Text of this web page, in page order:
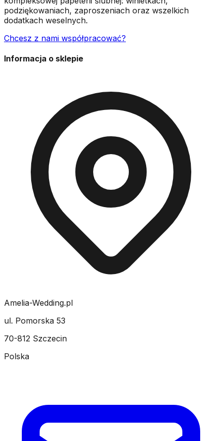
podziękowaniach, zaproszeniach oraz wszelkich
dodatkach weselnych.
Chcesz z nami współpracować?
Informacja o sklepie
Amelia-Wedding.pl
ul. Pomorska 53
70-812 Szczecin
Polska